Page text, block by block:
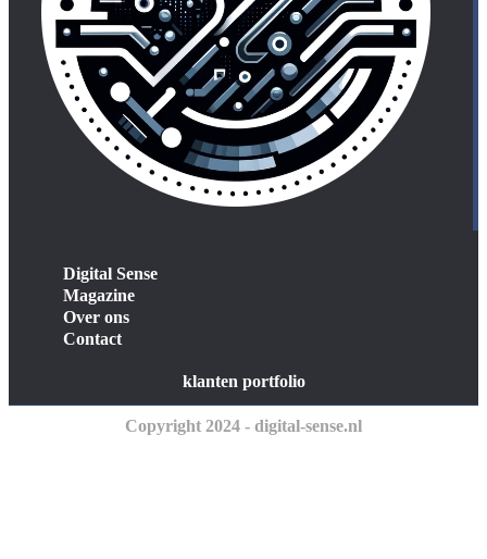
Digital Sense
Magazine
Over ons
Contact
klanten portfolio
Copyright 2024 - digital-sense.nl